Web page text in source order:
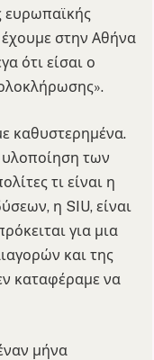
ευρωπαϊκής
στην Αθήνα
ότι είσαι ο
καθυστερημένα.
των
τι είναι η
η SIU, είναι
για μια
και της
καταφέραμε να
μήνα